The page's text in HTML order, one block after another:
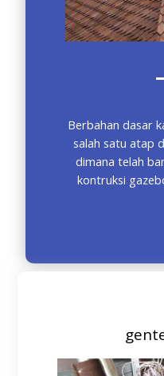
Berbahan dasar
salah satu atap
dimana telah
kontruksi